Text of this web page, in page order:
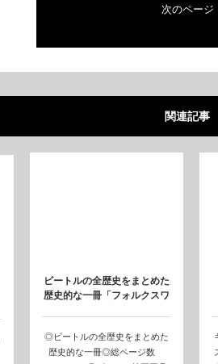
次のページ
関連記事
ビートルの全歴史をまとめた
歴史的な一冊「フォルクスワ
◎ビートルの全歴史をまとめた
歴史的な一冊◎総ページ数